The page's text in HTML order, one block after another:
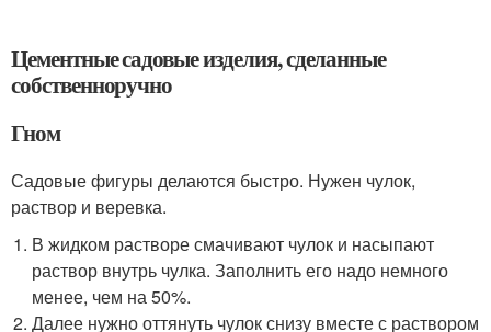
Цементные садовые изделия, сделанные
собственноручно
Гном
Садовые фигуры делаются быстро. Нужен чулок,
раствор и веревка.
В жидком растворе смачивают чулок и насыпают
раствор внутрь чулка. Заполнить его надо немного
менее, чем на 50%.
Далее нужно оттянуть чулок снизу вместе с раствором